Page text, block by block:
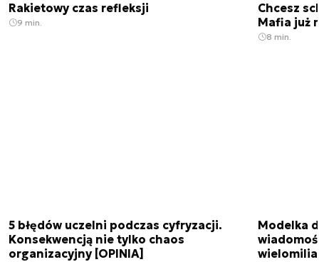
Rakietowy czas refleksji
9 min.
Chcesz
Mafia już
8 min.
5 błędów uczelni podczas cyfryzacji.
Konsekwencją nie tylko chaos
organizacyjny [OPINIA]
Modelka